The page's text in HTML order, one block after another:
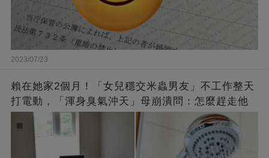
2023/07/23
賴在她家2個月！「女兒穩交米蟲男友」不工作整天
打電動，「渾身臭氣沖天」母崩潰問：怎麼趕走他